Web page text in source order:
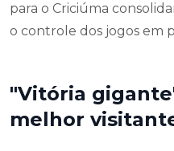
para o Criciúma
o controle dos jogos em
"Vitória
melhor